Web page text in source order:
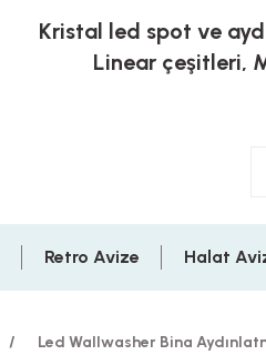
Kristal led spot ve
Linear çeşitleri,
Retro Avize Halat
Led Wallwasher Bina